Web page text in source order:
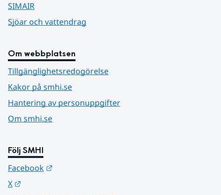
SIMAIR
Sjöar och vattendrag
Om webbplatsen
Tillgänglighetsredogörelse
Kakor på smhi.se
Hantering av personuppgifter
Om smhi.se
Följ SMHI
Facebook
X